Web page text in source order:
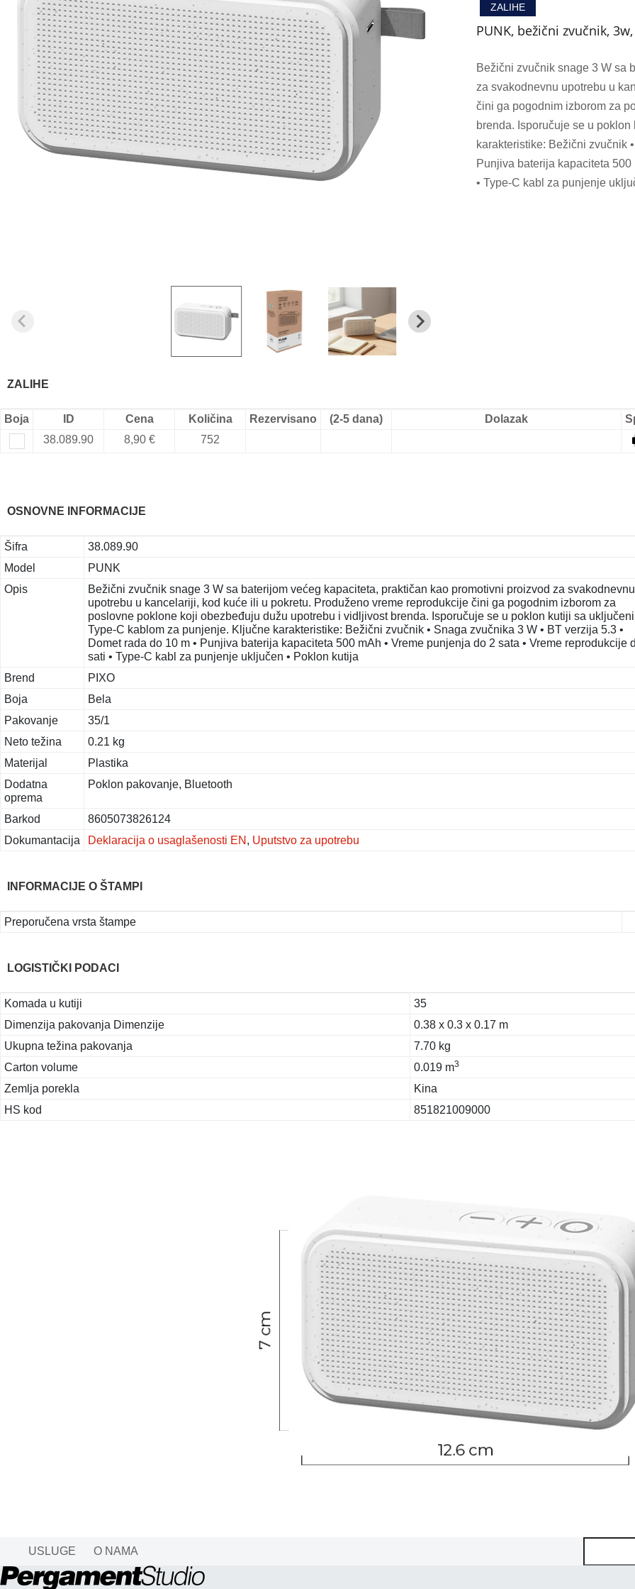
ZALIHE
PUNK, bežični zvučnik,
Bežični zvučnik snage 3 W sa
za svakodnevnu upotrebu u
čini ga pogodnim izborom za
brenda. Isporučuje se u
karakteristike: Bežični zvučnik
Punjiva baterija kapaciteta 500
• Type-C kabl za punjenje
ZALIHE
Boja ID Cena Količina Rezervisano (2-5 dana) Dolazak
38.089.90
8,90 € 752
OSNOVNE INFORMACIJE
Šifra
38.089.90
Model
PUNK
Opis
Bežični zvučnik snage 3 W sa baterijom većeg kapaciteta, praktičan kao promotivni proizvod za svakodnevnu
upotrebu u kancelariji, kod kuće ili u pokretu. Produženo vreme reprodukcije čini ga pogodnim izborom za
poslovne poklone koji obezbeđuju dužu upotrebu i vidljivost brenda. Isporučuje se u poklon kutiji sa
Type-C kablom za punjenje. Ključne karakteristike: Bežični zvučnik • Snaga zvučnika 3 W • BT verzija 5.3 •
Domet rada do 10 m • Punjiva baterija kapaciteta 500 mAh • Vreme punjenja do 2 sata • Vreme reprodukcije
sati • Type-C kabl za punjenje uključen • Poklon kutija
Brend
PIXO
Boja
Bela
Pakovanje
35/1
Neto težina
0.21 kg
Materijal
Plastika
Dodatna
oprema
Poklon pakovanje, Bluetooth
Barkod
8605073826124
Dokumantacija
Deklaracija o usaglašenosti EN , Uputstvo za upotrebu
INFORMACIJE O ŠTAMPI
Preporučena vrsta štampe
LOGISTIČKI PODACI
Komada u kutiji
35
Dimenzija pakovanja Dimenzije
0.38 x 0.3 x 0.17 m
Ukupna težina pakovanja
7.70 kg
Carton volume
0.019 m3
Zemlja porekla
Kina
HS kod
851821009000
USLUGE O NAMA
Pretraga